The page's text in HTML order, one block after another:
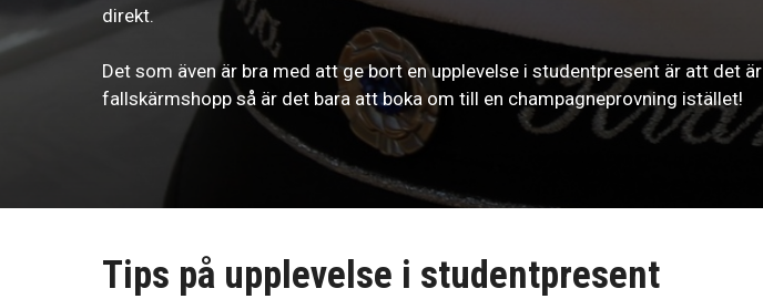
direkt.
Det som även är bra med att ge bort en upplevelse i studentpresent är att det är
fallskärmshopp så är det bara att boka om till en champagneprovning istället!
Tips på upplevelse i studentpresent